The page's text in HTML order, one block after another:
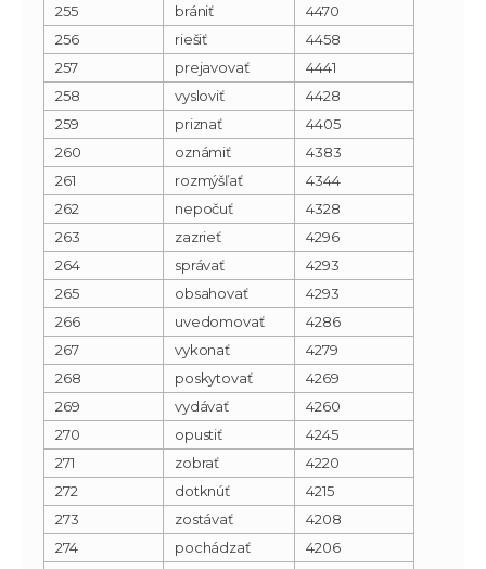
255
brániť
4470
256
riešiť
4458
257
prejavovať
4441
258
vysloviť
4428
259
priznať
4405
260
oznámiť
4383
261
rozmýšľať
4344
262
nepočuť
4328
263
zazrieť
4296
264
správať
4293
265
obsahovať
4293
266
uvedomovať
4286
267
vykonať
4279
268
poskytovať
4269
269
vydávať
4260
270
opustiť
4245
271
zobrať
4220
272
dotknúť
4215
273
zostávať
4208
274
pochádzať
4206